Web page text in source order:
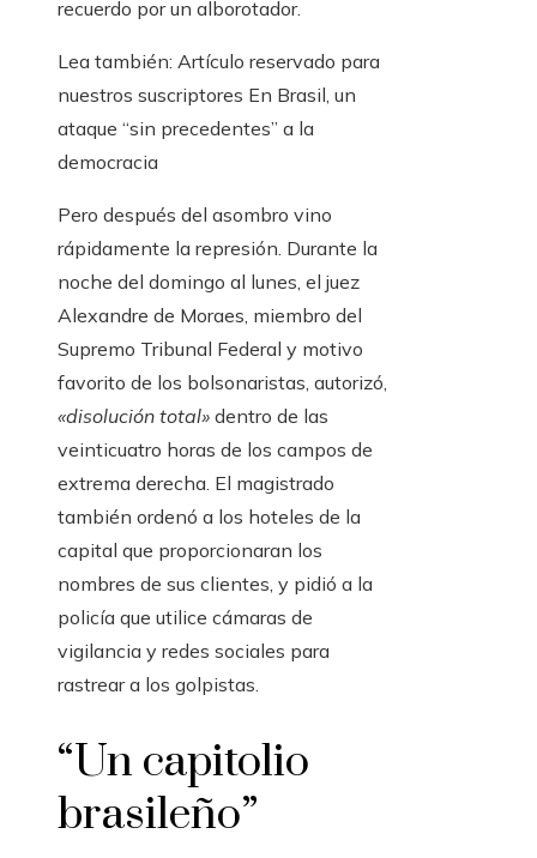
recuerdo por un alborotador.
Lea también: Artículo reservado para
nuestros suscriptores En Brasil, un
ataque “sin precedentes” a la
democracia
Pero después del asombro vino
rápidamente la represión. Durante la
noche del domingo al lunes, el juez
Alexandre de Moraes, miembro del
Supremo Tribunal Federal y motivo
favorito de los bolsonaristas, autorizó,
«disolución total» dentro de las
veinticuatro horas de los campos de
extrema derecha. El magistrado
también ordenó a los hoteles de la
capital que proporcionaran los
nombres de sus clientes, y pidió a la
policía que utilice cámaras de
vigilancia y redes sociales para
rastrear a los golpistas.
“Un capitolio
brasileño”